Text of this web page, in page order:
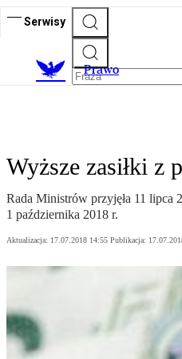
Serwisy
Prawo
Wyższe zasiłki z
Rada Ministrów przyjęła 11 lipca
1 października 2018 r.
Aktualizacja: 17.07.2018 14:55 Publikacja: